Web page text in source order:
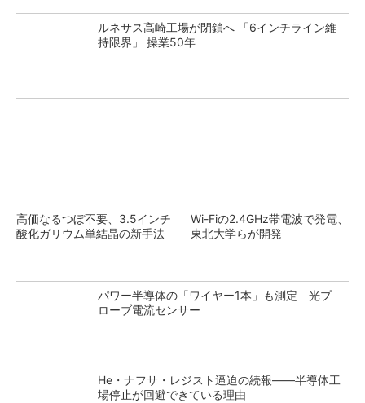
ルネサス高崎工場が閉鎖へ 「6インチライン維
持限界」 操業50年
高価なるつぼ不要、3.5インチ
酸化ガリウム単結晶の新手法
Wi-Fiの2.4GHz帯電波で発電、
東北大学らが開発
パワー半導体の「ワイヤー1本」も測定 光プ
ローブ電流センサー
He・ナフサ・レジスト逼迫の続報――半導体工
場停止が回避できている理由